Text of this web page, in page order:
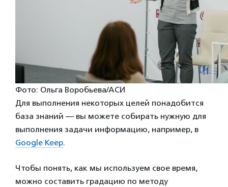
Фото: Ольга Воробьева/АСИ
Для выполнения некоторых целей понадобится
база знаний — вы можете собирать нужную для
выполнения задачи информацию, например, в
Google Keep.
Чтобы понять, как мы используем свое время,
можно составить градацию по методу